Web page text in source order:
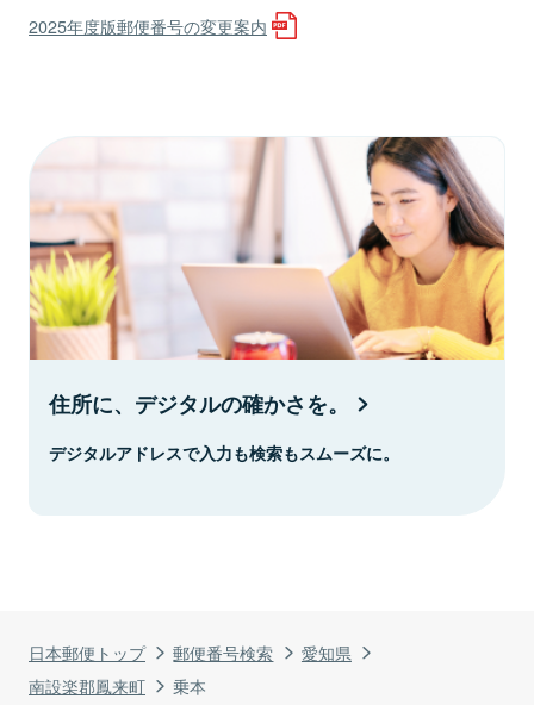
日本郵便トップ 郵便番号検索
愛知県
南設楽郡鳳来町
乗本
2025年度版郵便番号の変更案内
住所に、デジタルの確かさを。
デジタルアドレスで入力も検索もスムーズに。